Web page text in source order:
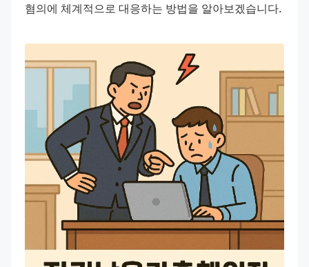
혐의에 체계적으로 대응하는 방법을 알아보겠습니다.